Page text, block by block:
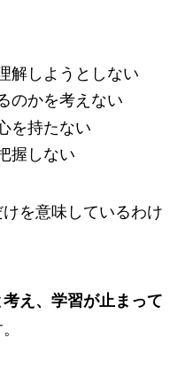
解しようとしない
のかを考えない
を持たない
握しない
を意味しているわけ
考え、学習が止まって